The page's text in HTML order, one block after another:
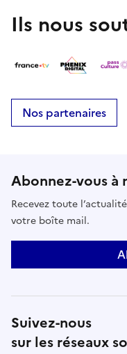
Ils nous
Nos partenaires
Abonnez-vous
Recevez toute
votre boîte mail.
Suivez-nous
sur les réseaux